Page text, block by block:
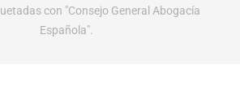
con "Consejo General Abogacía
Española".